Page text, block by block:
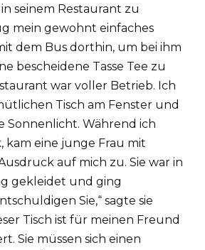
seinem Restaurant zu
mein gewohnt einfaches
dem Bus dorthin, um bei ihm
bescheidene Tasse Tee zu
war voller Betrieb. Ich
Tisch am Fenster und
Sonnenlicht. Während ich
kam eine junge Frau mit
auf mich zu. Sie war in
gekleidet und ging
Sie,“ sagte sie
Tisch ist für meinen Freund
Sie müssen sich einen